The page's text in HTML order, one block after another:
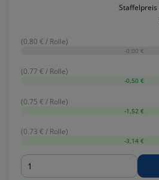
Staffelpreis
(0.80 € / Rolle)
-0,00 €
(0.77 € / Rolle)
-0,50 €
(0.75 € / Rolle)
-1,52 €
(0.73 € / Rolle)
-3,14 €
Menge